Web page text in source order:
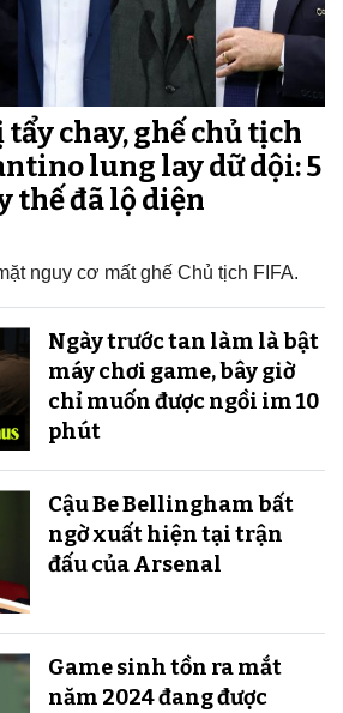
chay, ghế chủ tịch
lung lay dữ dội: 5
thế đã lộ diện
nguy cơ mất ghế Chủ tịch FIFA.
Ngày trước tan làm là bật
máy chơi game, bây giờ
chỉ muốn được ngồi im 10
phút
Cậu Be Bellingham bất
ngờ xuất hiện tại trận
đấu của Arsenal
Game sinh tồn ra mắt
năm 2024 đang được